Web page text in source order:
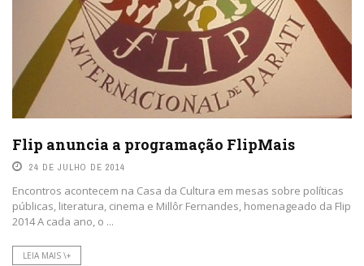
Flip anuncia a programação FlipMais
24 DE JULHO DE 2014
Encontros acontecem na Casa da Cultura em mesas sobre políticas
públicas, literatura, cinema e Millôr Fernandes, homenageado da Flip
2014 A cada ano, o ...
LEIA MAIS \+